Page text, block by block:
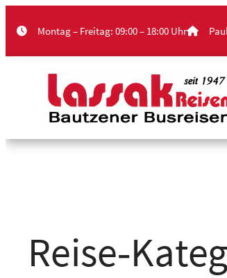
Inhalt
springen
Montag – Freitag: 09:00 – 18:00 Uhr